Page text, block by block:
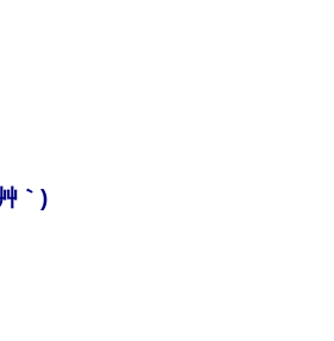
｀)